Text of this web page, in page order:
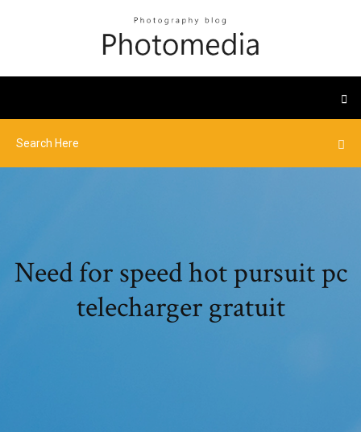
Need for speed hot pursuit pc
telecharger gratuit